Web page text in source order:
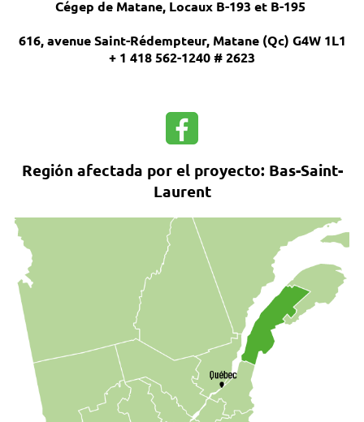
Cégep de Matane, Locaux B-193 et B-195
616, avenue Saint-Rédempteur, Matane (Qc) G4W 1L1
+ 1 418 562-1240 # 2623
Región afectada por el proyecto: Bas-Saint-
Laurent